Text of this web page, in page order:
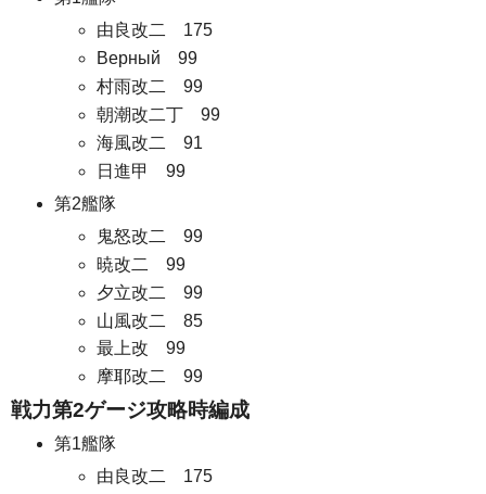
由良改二 175
Верный 99
村雨改二 99
朝潮改二丁 99
海風改二 91
日進甲 99
第2艦隊
鬼怒改二 99
暁改二 99
夕立改二 99
山風改二 85
最上改 99
摩耶改二 99
戦力第2ゲージ攻略時編成
第1艦隊
由良改二 175